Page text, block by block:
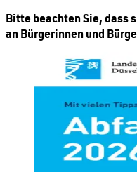
Bitte beachten Sie, dass
an Bürgerinnen und